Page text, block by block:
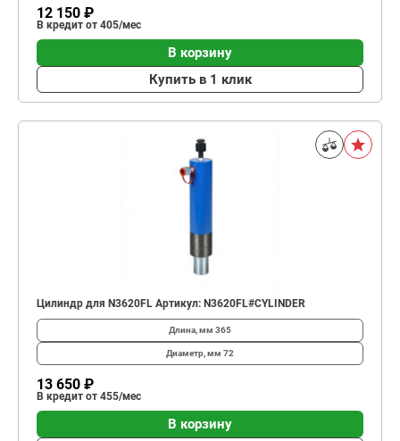
12 150 ₽
В кредит от 405/мес
В корзину
Купить в 1 клик
Цилиндр для N3620FL Артикул: N3620FL#CYLINDER
Длина, мм 365
Диаметр, мм 72
13 650 ₽
В кредит от 455/мес
В корзину